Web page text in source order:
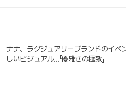
ナナ、ラグジュアリーブランドのイベ
しいビジュアル...「優雅さの極致」